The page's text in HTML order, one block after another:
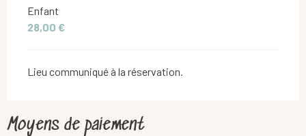
Enfant
28,00 €
Lieu communiqué à la réservation.
Moyens de paiement